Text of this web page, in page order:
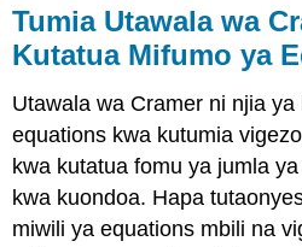
Tumia Utawala wa
Kutatua Mifumo ya
Utawala wa Cramer ni njia
equations kwa kutumia
kwa kutatua fomu ya jumla
kwa kuondoa. Hapa
miwili ya equations mbili na